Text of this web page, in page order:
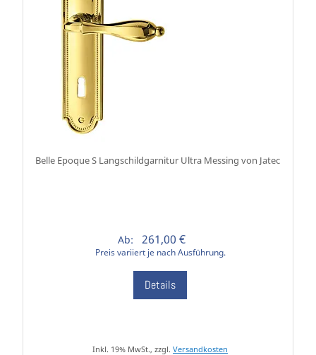
Belle Epoque S Langschildgarnitur Ultra Messing von Jatec
Ab: 261,00 €
Preis variiert je nach Ausführung.
Details
Inkl. 19% MwSt., zzgl. Versandkosten